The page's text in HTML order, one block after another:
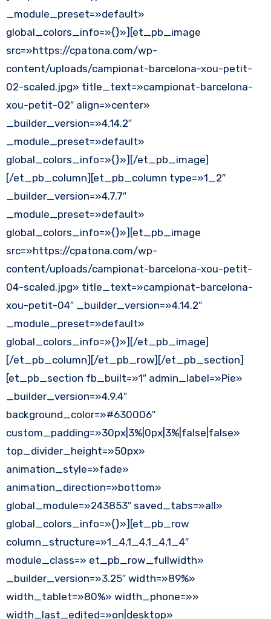
_module_preset=»default»
global_colors_info=»{}»][et_pb_image
src=»https://cpatona.com/wp-
content/uploads/campionat-barcelona-xou-petit-
02-scaled.jpg» title_text=»campionat-barcelona-
xou-petit-02″ align=»center»
_builder_version=»4.14.2″
_module_preset=»default»
global_colors_info=»{}»][/et_pb_image]
[/et_pb_column][et_pb_column type=»1_2″
_builder_version=»4.7.7″
_module_preset=»default»
global_colors_info=»{}»][et_pb_image
src=»https://cpatona.com/wp-
content/uploads/campionat-barcelona-xou-petit-
04-scaled.jpg» title_text=»campionat-barcelona-
xou-petit-04″ _builder_version=»4.14.2″
_module_preset=»default»
global_colors_info=»{}»][/et_pb_image]
[/et_pb_column][/et_pb_row][/et_pb_section]
[et_pb_section fb_built=»1″ admin_label=»Pie»
_builder_version=»4.9.4″
background_color=»#630006″
custom_padding=»30px|3%|0px|3%|false|false»
top_divider_height=»50px»
animation_style=»fade»
animation_direction=»bottom»
global_module=»243853″ saved_tabs=»all»
global_colors_info=»{}»][et_pb_row
column_structure=»1_4,1_4,1_4,1_4″
module_class=» et_pb_row_fullwidth»
_builder_version=»3.25″ width=»89%»
width_tablet=»80%» width_phone=»»
width_last_edited=»on|desktop»